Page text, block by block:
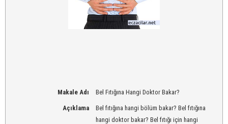
Makale Adı Bel Fıtığına Hangi Doktor Bakar?
Açıklama
Bel fıtığına hangi bölüm bakar? Bel fıtığına
hangi doktor bakar? Bel fıtığı için hangi